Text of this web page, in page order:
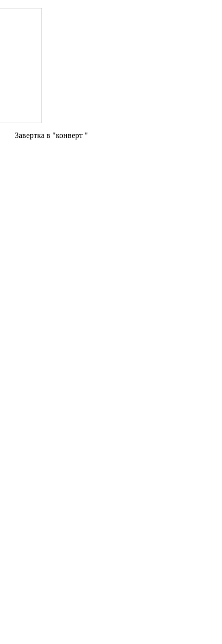
Завертка в "конверт "